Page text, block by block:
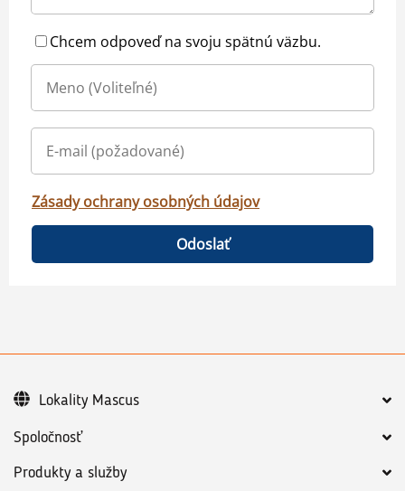
Chcem odpoveď na svoju spätnú väzbu.
Zásady ochrany osobných údajov
Odoslať
Spoločnosť
Produkty a služby
Lokality Mascus